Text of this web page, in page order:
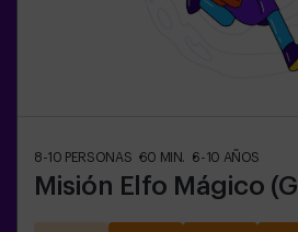
8-10 PERSONAS 60 MIN. 6-10 AÑOS
Misión Elfo Mágico